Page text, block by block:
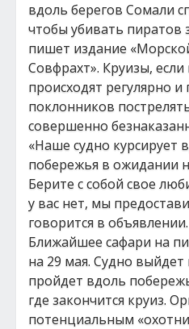
вдоль берегов Сомали
чтобы убивать пиратов
пишет издание
Совфрахт». Круизы,
происходят регулярно и
поклонников
совершенно
«Наше судно курсирует
побережья в ожидании
Берите с собой свое
у вас нет, мы
говорится в объявлении.
Ближайшее сафари на
на 29 мая. Судно
пройдет вдоль
где закончится круиз.
потенциальным